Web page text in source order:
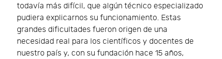
todavía más difícil, que algún técnico especializado
pudiera explicarnos su funcionamiento. Estas
grandes dificultades fueron origen de una
necesidad real para los científicos y docentes de
nuestro país y, con su fundación hace 15 años,